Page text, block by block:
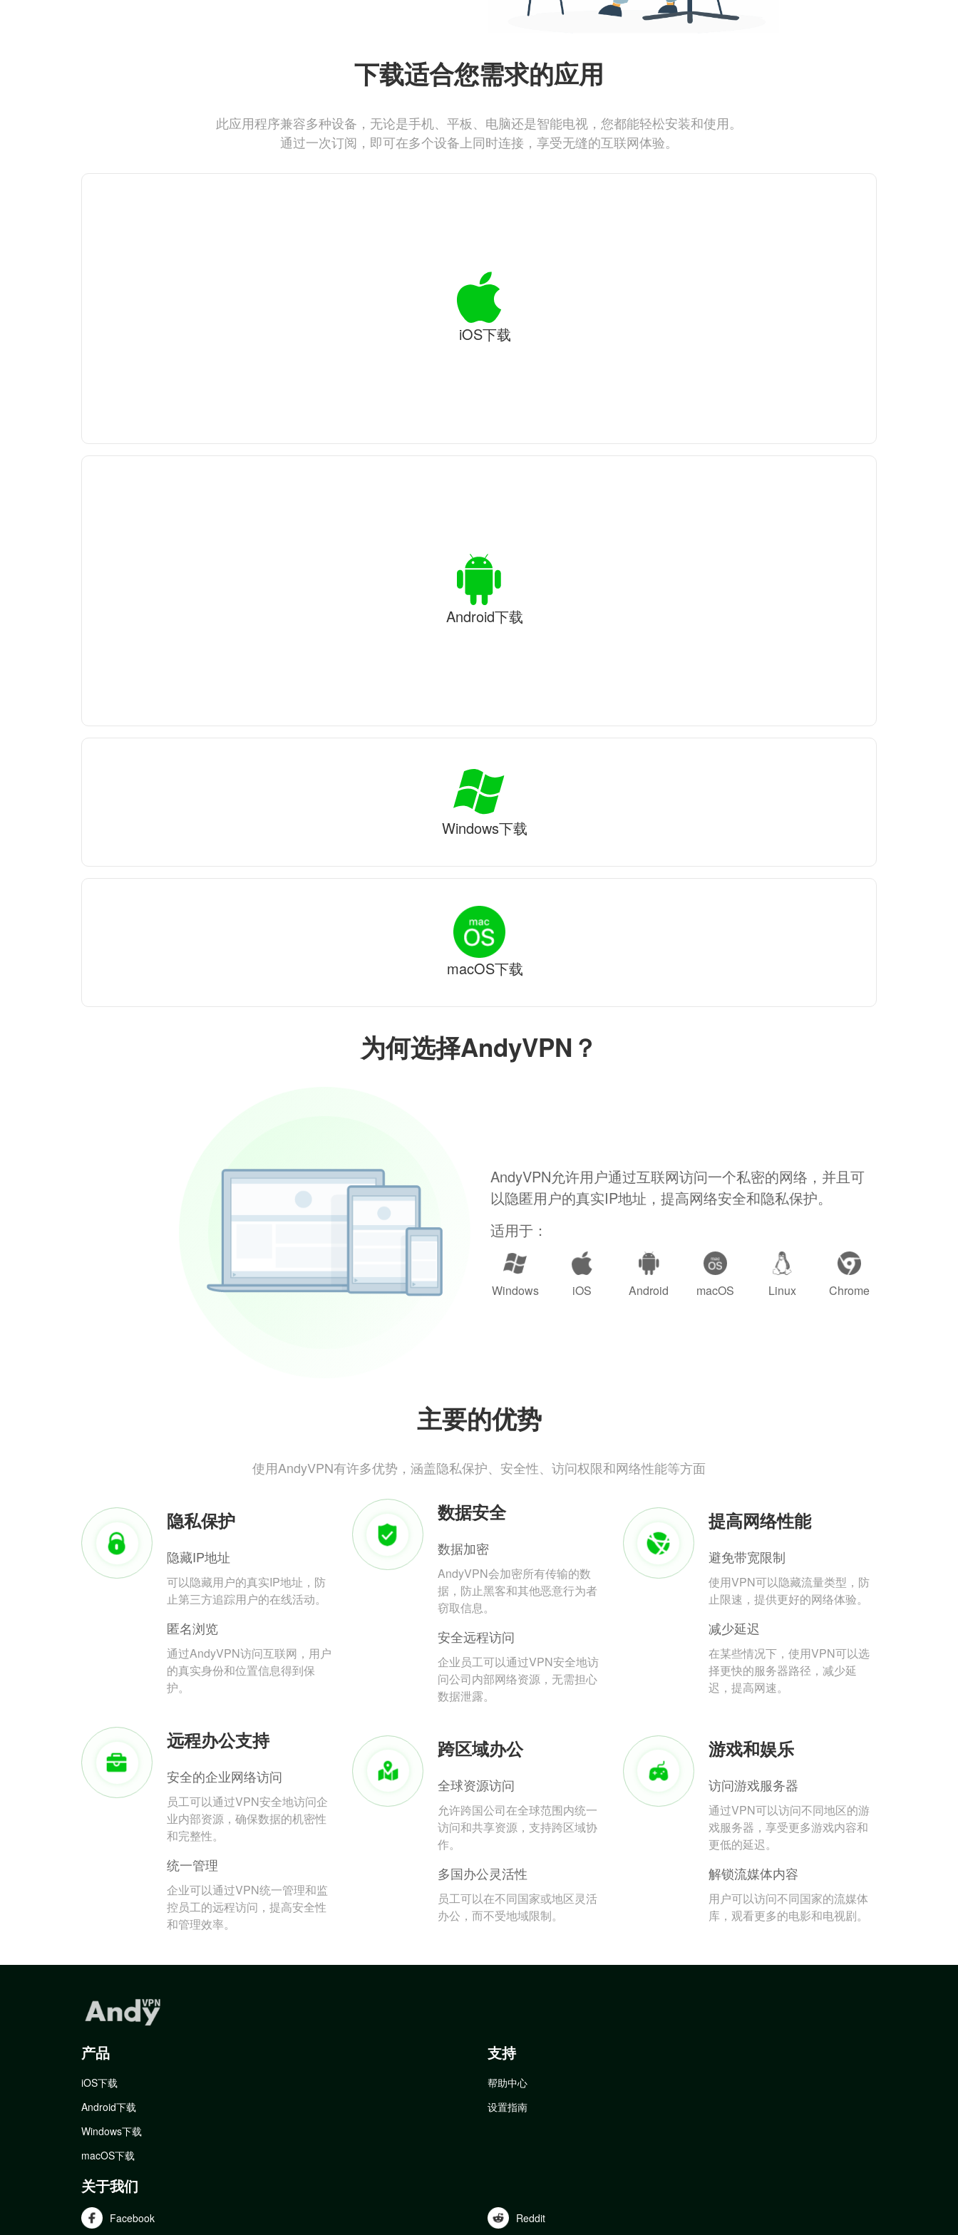
为何选择AndyVPN？
AndyVPN允许用户通过互联网访问一个私密的网络，并且可
以隐匿用户的真实IP地址，提高网络安全和隐私保护。
适用于：
Windows iOS Android macOS Linux Chrome
主要的优势
使用AndyVPN有许多优势，涵盖隐私保护、安全性、访问权限和网络性能等方面
隐私保护
隐藏IP地址
可以隐藏用户的真实IP地址，防
止第三方追踪用户的在线活动。
匿名浏览
通过AndyVPN访问互联网，用户
的真实身份和位置信息得到保
护。
数据安全
数据加密
AndyVPN会加密所有传输的数
据，防止黑客和其他恶意行为者
窃取信息。
安全远程访问
企业员工可以通过VPN安全地访
问公司内部网络资源，无需担心
数据泄露。
提高网络性能
避免带宽限制
使用VPN可以隐藏流量类型，防
止限速，提供更好的网络体验。
减少延迟
在某些情况下，使用VPN可以选
择更快的服务器路径，减少延
迟，提高网速。
远程办公支持
安全的企业网络访问
员工可以通过VPN安全地访问企
业内部资源，确保数据的机密性
和完整性。
统一管理
企业可以通过VPN统一管理和监
控员工的远程访问，提高安全性
和管理效率。
跨区域办公
全球资源访问
允许跨国公司在全球范围内统一
访问和共享资源，支持跨区域协
作。
多国办公灵活性
员工可以在不同国家或地区灵活
办公，而不受地域限制。
游戏和娱乐
访问游戏服务器
通过VPN可以访问不同地区的游
戏服务器，享受更多游戏内容和
更低的延迟。
解锁流媒体内容
用户可以访问不同国家的流媒体
库，观看更多的电影和电视剧。
下载适合您需求的应用
此应用程序兼容多种设备，无论是手机、平板、电脑还是智能电视，您都能轻松安装和使用。
通过一次订阅，即可在多个设备上同时连接，享受无缝的互联网体验。
iOS下载
Android下载
Windows下载
macOS下载
产品
iOS下载
Android下载
Windows下载
macOS下载
支持
帮助中心
设置指南
关于我们
Facebook Reddit